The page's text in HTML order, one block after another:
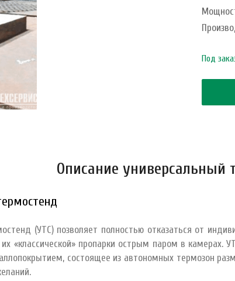
Под
Описание универсальный
(УТС) позволяет полностью отказаться от
«классической» пропарки острым паром в камерах.
состоящее из автономных термозон